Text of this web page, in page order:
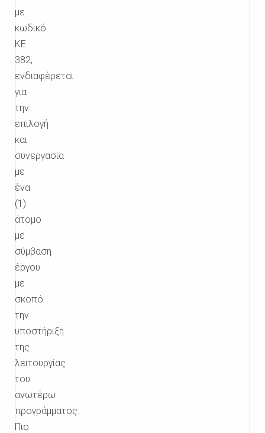
με
κωδικό
ΚΕ
382,
ενδιαφέρεται
για
την
επιλογή
και
συνεργασία
με
ένα
(1)
άτομο
με
σύμβαση
έργου
με
σκοπό
την
υποστήριξη
της
λειτουργίας
του
ανωτέρω
προγράμματος.
Πιο